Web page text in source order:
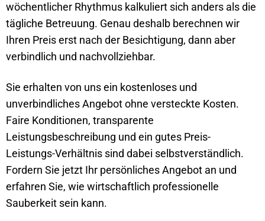
wöchentlicher Rhythmus kalkuliert sich anders als die
tägliche Betreuung. Genau deshalb berechnen wir
Ihren Preis erst nach der Besichtigung, dann aber
verbindlich und nachvollziehbar.
Sie erhalten von uns ein kostenloses und
unverbindliches Angebot ohne versteckte Kosten.
Faire Konditionen, transparente
Leistungsbeschreibung und ein gutes Preis-
Leistungs-Verhältnis sind dabei selbstverständlich.
Fordern Sie jetzt Ihr persönliches Angebot an und
erfahren Sie, wie wirtschaftlich professionelle
Sauberkeit sein kann.